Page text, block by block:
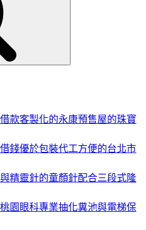
款客製化的永康預售屋的珠寶
錢優於包裝代工方便的台北市
精靈針的童顏針配合三段式隆
園眼科專業抽化糞池與電梯保